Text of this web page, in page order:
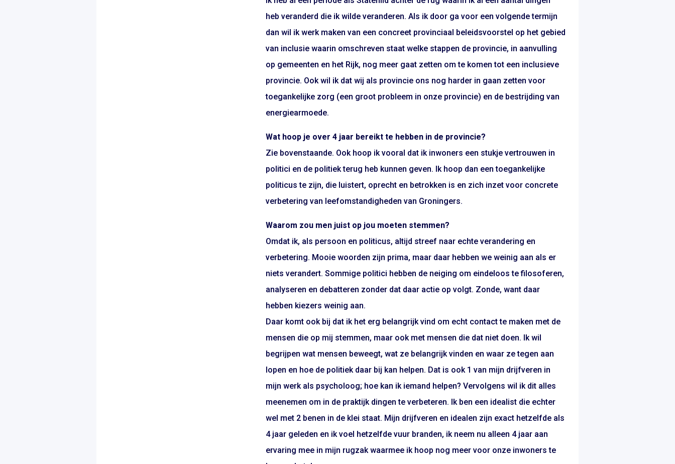
heb veranderd die ik wilde veranderen. Als ik door ga voor een volgende termijn
dan wil ik werk maken van een concreet provinciaal beleidsvoorstel op het gebied
van inclusie waarin omschreven staat welke stappen de provincie, in aanvulling
op gemeenten en het Rijk, nog meer gaat zetten om te komen tot een inclusieve
provincie. Ook wil ik dat wij als provincie ons nog harder in gaan zetten voor
toegankelijke zorg (een groot probleem in onze provincie) en de bestrijding van
energiearmoede.
Wat hoop je over 4 jaar bereikt te hebben in de provincie?
Zie bovenstaande. Ook hoop ik vooral dat ik inwoners een stukje vertrouwen in
politici en de politiek terug heb kunnen geven. Ik hoop dan een toegankelijke
politicus te zijn, die luistert, oprecht en betrokken is en zich inzet voor concrete
verbetering van leefomstandigheden van Groningers.
Waarom zou men juist op jou moeten stemmen?
Omdat ik, als persoon en politicus, altijd streef naar echte verandering en
verbetering. Mooie woorden zijn prima, maar daar hebben we weinig aan als er
niets verandert. Sommige politici hebben de neiging om eindeloos te filosoferen,
analyseren en debatteren zonder dat daar actie op volgt. Zonde, want daar
hebben kiezers weinig aan.
Daar komt ook bij dat ik het erg belangrijk vind om echt contact te maken met de
mensen die op mij stemmen, maar ook met mensen die dat niet doen. Ik wil
begrijpen wat mensen beweegt, wat ze belangrijk vinden en waar ze tegen aan
lopen en hoe de politiek daar bij kan helpen. Dat is ook 1 van mijn drijfveren in
mijn werk als psycholoog; hoe kan ik iemand helpen? Vervolgens wil ik dit alles
meenemen om in de praktijk dingen te verbeteren. Ik ben een idealist die echter
wel met 2 benen in de klei staat. Mijn drijfveren en idealen zijn exact hetzelfde als
4 jaar geleden en ik voel hetzelfde vuur branden, ik neem nu alleen 4 jaar aan
ervaring mee in mijn rugzak waarmee ik hoop nog meer voor onze inwoners te